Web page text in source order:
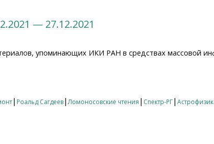
— 27.12.2021
упоминающих ИКИ РАН в средствах массовой
| Роальд Сагдеев|Ломоносовские чтения | Спектр-РГ|